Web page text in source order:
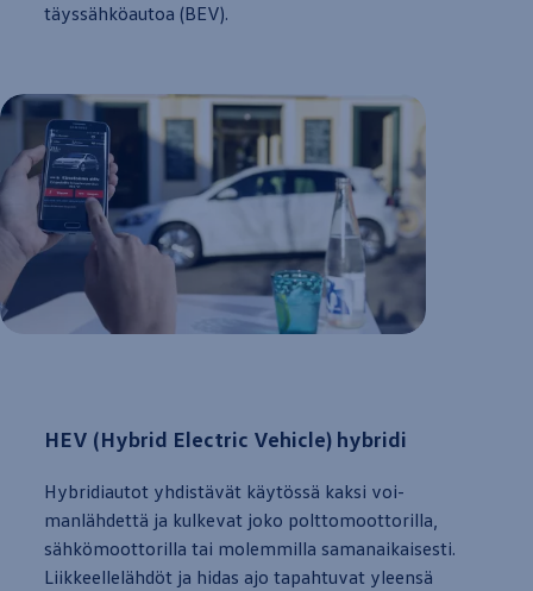
täyssähköau­toa (BEV).
HEV (Hybrid Electric Vehicle) hybridi
Hy­bri­di­au­tot yh­distävät käytössä kak­si voi­
manlähdettä ja kul­ke­vat joko polt­to­moot­to­ril­la,
sähkömoot­to­ril­la tai mo­lem­mil­la sa­man­ai­kai­ses­ti.
Liik­keel­lelähdöt ja hi­das ajo ta­pah­tu­vat yleensä